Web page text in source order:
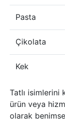
Pasta
Çikolata
Kek
Tatlı isimlerini
ürün veya
olarak